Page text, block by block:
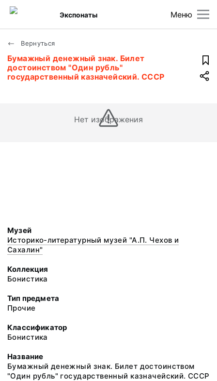
Меню
Экспонаты
Вернуться
Бумажный денежный знак. Билет
достоинством "Один рубль"
государственный казначейский. СССР
Нет изображения
Музей
Историко-литературный музей "А.П. Чехов и
Сахалин"
Коллекция
Бонистика
Тип предмета
Прочие
Классификатор
Бонистика
Название
Бумажный денежный знак. Билет достоинством
"Один рубль" государственный казначейский. СССР